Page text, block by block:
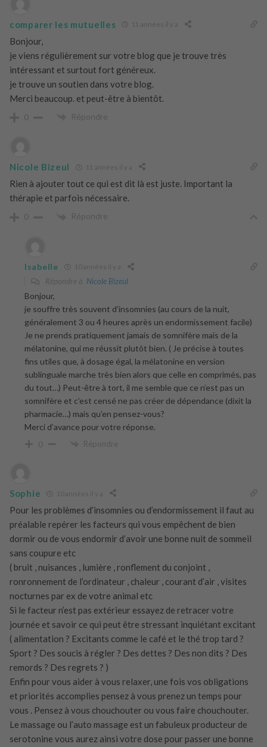
comparer les mutuelles 11 années il y a
Bonjour,
je viens régulièrement sur votre blog que je trouve très
intéressant et surtout fort généreux.
je trouve un soutien dans votre blog.
Merci beaucoup. et peut-être à bientôt.
0 Répondre
Nicole Bizeul 11 années il y a
Rien à ajouter tout ce qui est dit là est juste. Important la
thérapie et parfois nécessaire.
0 Répondre
Isabelle 10 années il y a
Répondre à Nicole Bizeul
Bonjour,
je souffre très souvent d’insomnies (au cours de la nuit,
généralement 3 ou 4 heures après un endormissement facile)
Je ne prends pratiquement jamais de somnifère mais de la
mélatonine, qui me réussit plutôt bien. ( Je précise à toutes
fins utiles que, à dosage égal, la mélatonine en version
sublinguale marche très bien alors que celle en comprimés, pas
du tout…) Peut-être à tort, il me semble que ce n’est pas un
somnifère et c’est censé ne pas créer de dépendance (dixit la
pharmacie…) mais qu’en pensez-vous?
Merci d’avance pour votre réponse.
0 Répondre
Sophie 10 années il y a
Pour les problèmes d’insomnies ou d’endormissement il faut au
préalable repérer les facteurs qui vous empêchent de bien
dormir ou de vous endormir d’avoir une bonne nuit de sommeil
sans coupure etc
( bruit , nuisances , lumière , ronflement du conjoint ,
ronronnement de l’ordinateur , chaleur , courant d’air , visites
nocturnes par ex de votre animal etc
Si le facteur n’est pas extérieur essayez de retracer votre
journée et savoir ce qui peut être stressant inquiétant excitant
( alimentation ? Excitants comme le café et le thé trop tard ?
Sport ? Des soucis à régler ? Des dettes ? Des non dits ? Des
remords ? Des regrets ? )
Enfin pour vous aider à vous relaxer, une fois vos obligations
et priorités accomplies pensez à vous prenez un temps pour
vous . Pensez à vous chouchouter ou vous faire chouchouter.
Le massage ou l’auto massage est un fabuleux producteur de
serotonine vous aurez ainsi votre dose pour passer une bonne